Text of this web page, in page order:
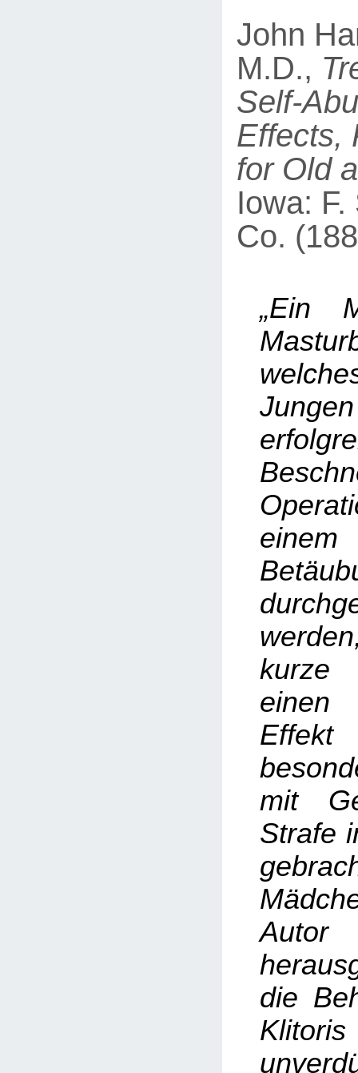
John
M.D.,
Self-
Effects,
for Old
Iowa:
Co.
„Ein
einen
mit
Strafe
Autor
die